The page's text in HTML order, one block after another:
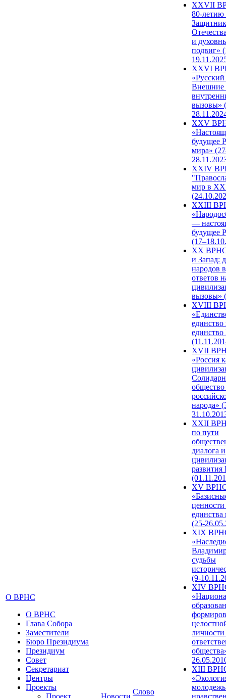
О ВРНС
О ВРНС
Глава Собора
Заместители
Бюро Президиума
Президиум
Совет
Секретариат
Центры
Проекты
Проект
Новости
Слово
ХХVII
80-
и
подвиг»
XXVI
Внешние
вызовы»
XXV
будущее
мира»
XXIV
мир в
XXIII
—
будущее
XX ВРНС
и Запад:
народов
ответов
вызовы»
XVIII
единство
единство
XVII
«Россия
народа»
XXII
по пути
диалога и
развития
XV
единства
(25-
XIX
судьбы
(9-
XIV
XIII